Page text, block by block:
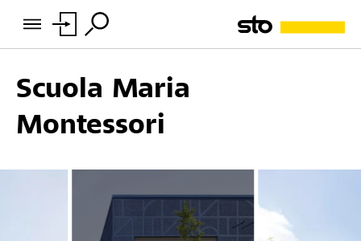
Scuola Maria
Montessori